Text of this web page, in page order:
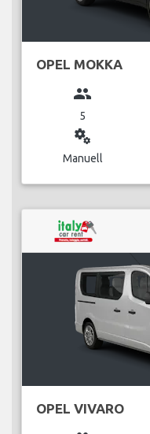
OPEL MOKKA
group
5
miscellaneous_services
Manuell
OPEL VIVARO